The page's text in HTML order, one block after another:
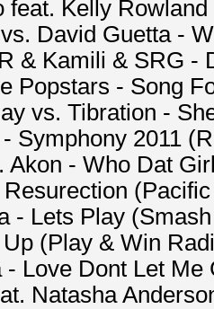
feat. Kelly
David Guetta -
& Kamili & SRG -
Popstars - Song
vs. Tibration -
Symphony 2011
Akon - Who Dat
- Lets Play
(Play & Win
- Love Dont Let
Natasha